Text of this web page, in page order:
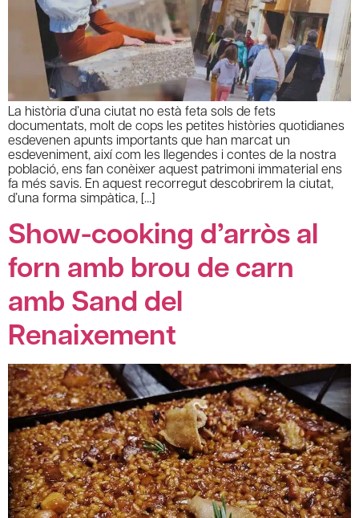
La història d’una ciutat no està feta sols de fets
documentats, molt de cops les petites històries quotidianes
esdevenen apunts importants que han marcat un
esdeveniment, així com les llegendes i contes de la nostra
població, ens fan conèixer aquest patrimoni immaterial ens
fa més savis. En aquest recorregut descobrirem la ciutat,
d’una forma simpàtica, […]
Show-cooking d’arròs al
forn amb brou de carn
amb Sand del
Renaixement